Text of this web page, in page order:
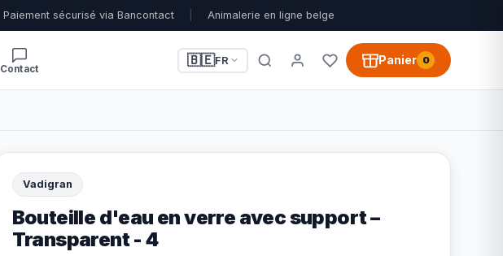
Paiement sécurisé via Bancontact Animalerie en ligne belge
Contact
🇧🇪FR Panier 0
Vadigran
Bouteille d'eau en verre avec support –
Transparent - 4